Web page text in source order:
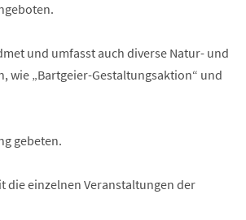
und umfasst auch diverse Natur- und
wie „Bartgeier-Gestaltungsaktion“ und
gebeten.
die einzelnen Veranstaltungen der